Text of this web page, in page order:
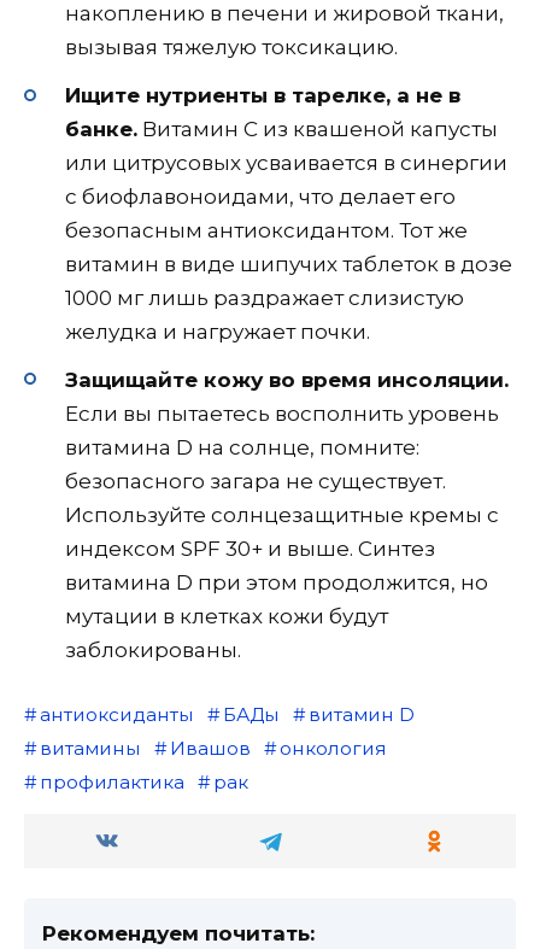
накоплению в печени и жировой ткани,
вызывая тяжелую токсикацию.
Ищите нутриенты в тарелке, а не в
банке. Витамин С из квашеной капусты
или цитрусовых усваивается в синергии
с биофлавоноидами, что делает его
безопасным антиоксидантом. Тот же
витамин в виде шипучих таблеток в дозе
1000 мг лишь раздражает слизистую
желудка и нагружает почки.
Защищайте кожу во время инсоляции.
Если вы пытаетесь восполнить уровень
витамина D на солнце, помните:
безопасного загара не существует.
Используйте солнцезащитные кремы с
индексом SPF 30+ и выше. Синтез
витамина D при этом продолжится, но
мутации в клетках кожи будут
заблокированы.
антиоксиданты БАДы
витамин D
витамины
Ивашов
онкология
профилактика
рак
Рекомендуем почитать: